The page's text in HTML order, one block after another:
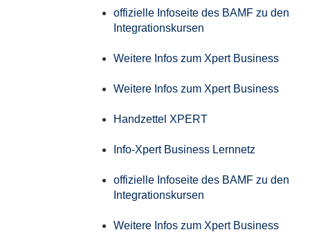
offizielle Infoseite des BAMF zu den
Integrationskursen
Weitere Infos zum Xpert Business
Weitere Infos zum Xpert Business
Handzettel XPERT
Info-Xpert Business Lernnetz
offizielle Infoseite des BAMF zu den
Integrationskursen
Weitere Infos zum Xpert Business